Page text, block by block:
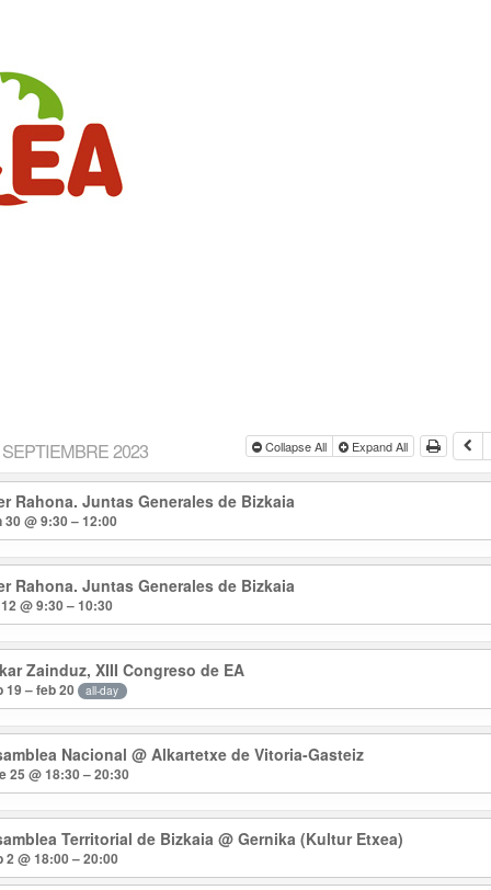
2023 Collapse All Expand All
Rahona. Juntas Generales de Bizkaia
30 @ 9:30 – 12:00
Rahona. Juntas Generales de Bizkaia
@ 9:30 – 10:30
Zainduz, XIII Congreso de EA
19 – feb 20 all-day
Nacional@ Alkartetxe de Vitoria-Gasteiz
25 @ 18:30 – 20:30
Territorial de Bizkaia@ Gernika (Kultur Etxea)
2 @ 18:00 – 20:00